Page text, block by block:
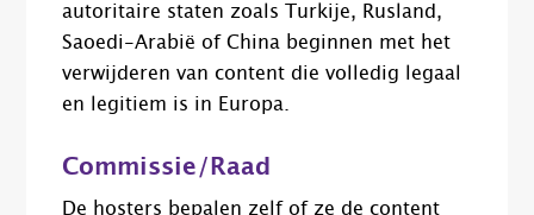
autoritaire staten zoals Turkije, Rusland,
Saoedi-Arabië of China beginnen met het
verwijderen van content die volledig legaal
en legitiem is in Europa.
Commissie/Raad
De hosters bepalen zelf of ze de content